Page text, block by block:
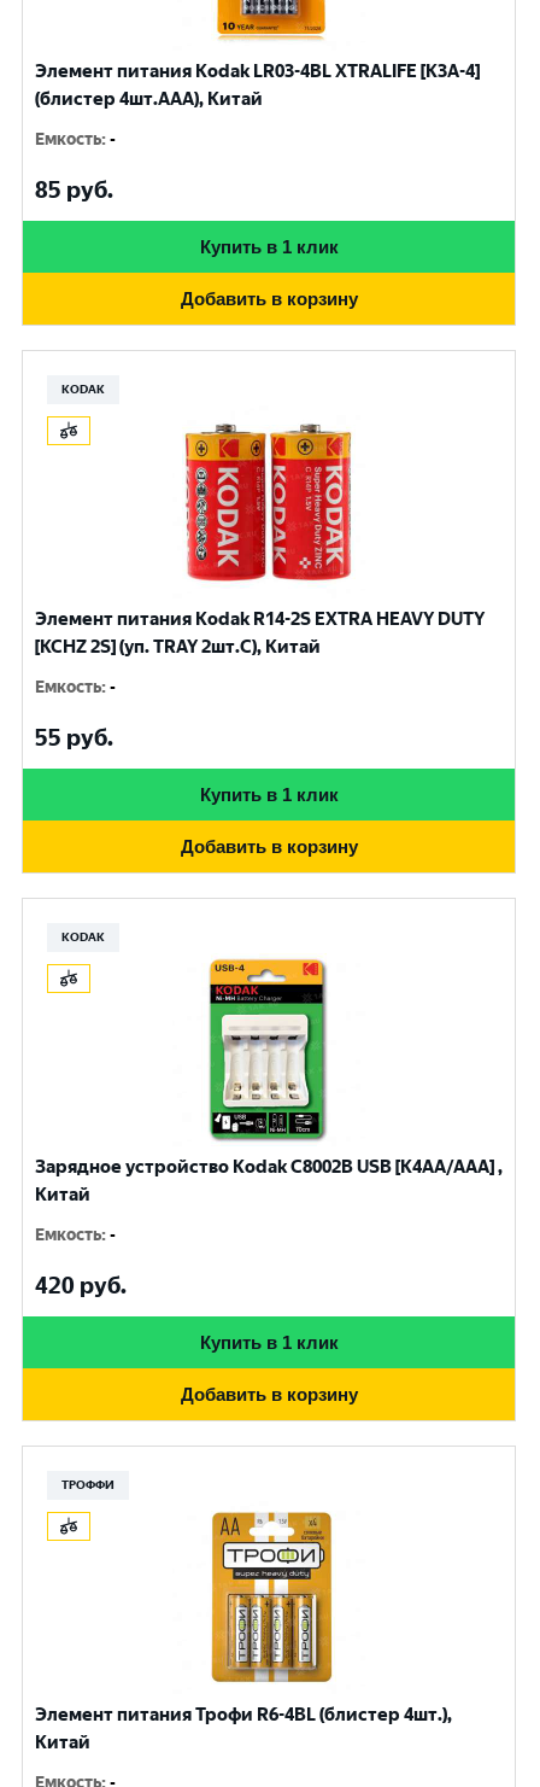
Элемент питания Kodak LR03-4BL XTRALIFE [K3A-4]
(блистер 4шт.AАА), Китай
Емкость:-
85 руб.
Купить в 1 клик
Добавить в корзину
KODAK
Элемент питания Kodak R14-2S EXTRA HEAVY DUTY
[KCHZ 2S] (уп. TRAY 2шт.C), Китай
Емкость:-
55 руб.
Купить в 1 клик
Добавить в корзину
KODAK
Зарядное устройство Kodak С8002B USB [K4AA/AAA] ,
Китай
Емкость:-
420 руб.
Купить в 1 клик
Добавить в корзину
ТРОФФИ
Элемент питания Трофи R6-4BL (блистер 4шт.),
Китай
Емкость:-